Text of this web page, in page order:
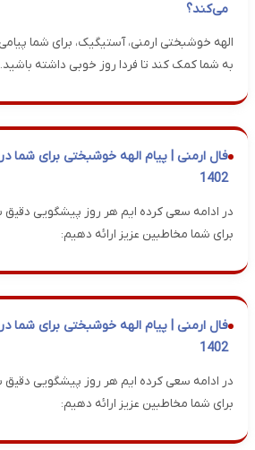
می‌کند؟
الهه خوشبختی ارمنی، آستیگیک، برای شما
به شما کمک کند تا فردا روز خوبی داشته باشید.
فال ارمنی | پیام الهه خوشبختی برای شما
1402
در ادامه سعی کرده ایم هر روز پیشگویی دقیق
برای شما مخاطبین عزیز ارائه دهیم:
فال ارمنی | پیام الهه خوشبختی برای شما
1402
در ادامه سعی کرده ایم هر روز پیشگویی دقیق
برای شما مخاطبین عزیز ارائه دهیم: